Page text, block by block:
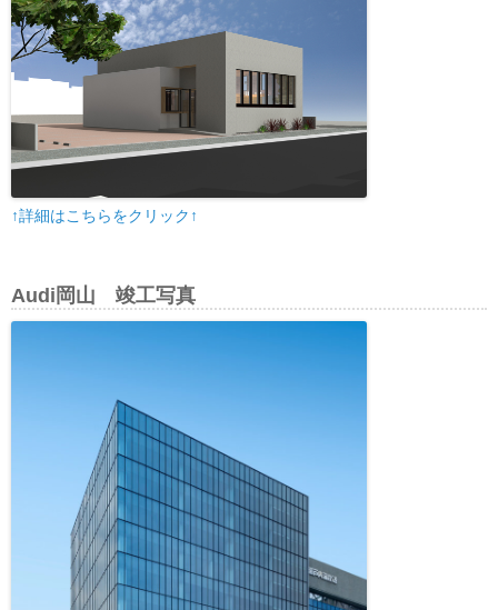
↑詳細はこちらをクリック↑
Audi岡山 竣工写真